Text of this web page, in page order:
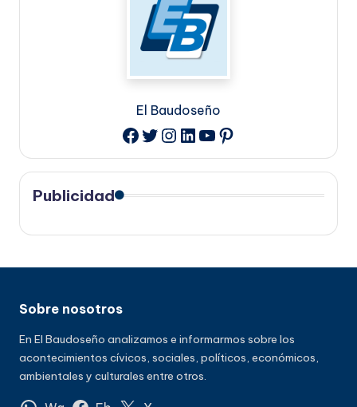
El Baudoseño
Facebook
Twitter
Instagram
LinkedIn
YouTube
Pinterest
Publicidad
Sobre nosotros
En El Baudoseño analizamos e informarmos sobre los
acontecimientos cívicos, sociales, políticos, económicos,
ambientales y culturales entre otros.